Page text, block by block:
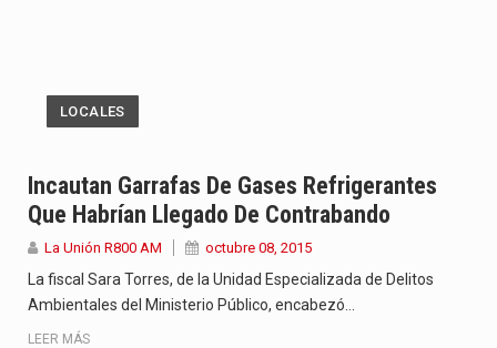
LOCALES
Incautan Garrafas De Gases Refrigerantes
Que Habrían Llegado De Contrabando
La Unión R800 AM octubre 08, 2015
La fiscal Sara Torres, de la Unidad Especializada de Delitos
Ambientales del Ministerio Público, encabezó…
LEER MÁS